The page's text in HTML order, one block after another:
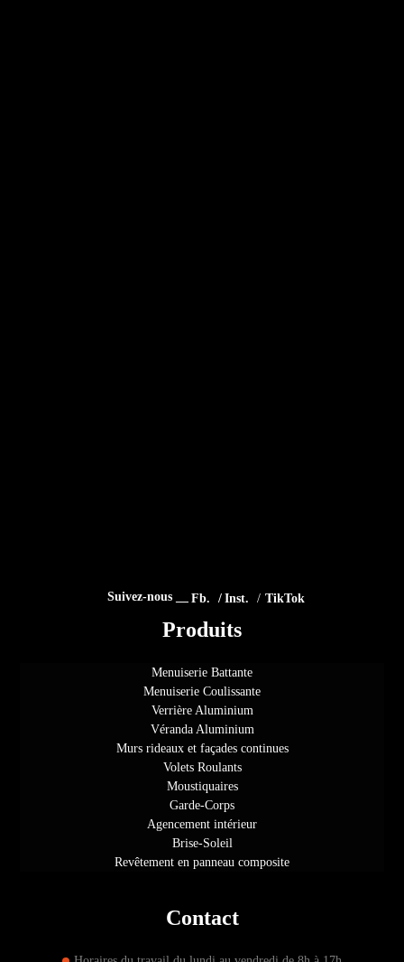
Produits
Menuiserie Battante
Menuiserie Coulissante
Verrière Aluminium
Véranda Aluminium
Murs rideaux et façades continues
Volets Roulants
Moustiquaires
Garde-Corps
Agencement intérieur
Brise-Soleil
Revêtement en panneau composite
Contact